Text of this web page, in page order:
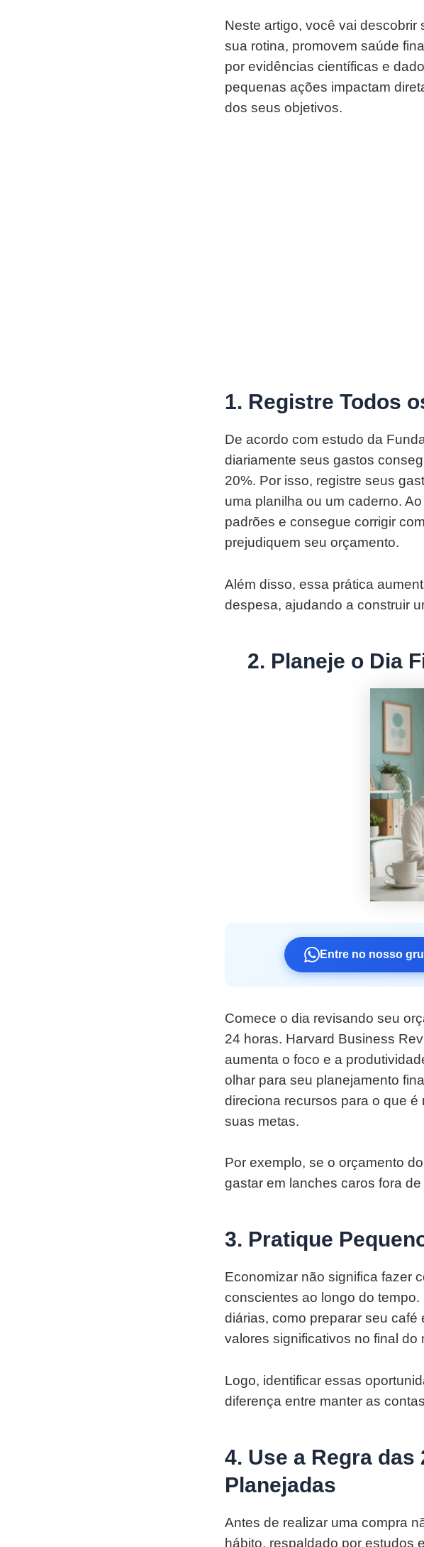
Neste artigo, você vai
sua rotina, promovem saúde
por evidências científicas e
pequenas ações impactam
dos seus objetivos.
1. Registre Todos
De acordo com estudo da
diariamente seus gastos
20%. Por isso, registre seus
uma planilha ou um caderno.
padrões e consegue corrigir
prejudiquem seu orçamento.
Além disso, essa prática
despesa, ajudando a construir
2. Planeje o Dia
Entre no nosso
Comece o dia revisando seu
24 horas. Harvard Business
aumenta o foco e a
olhar para seu planejamento
direciona recursos para o que
suas metas.
Por exemplo, se o orçamento
gastar em lanches caros fora de
3. Pratique
Economizar não significa fazer
conscientes ao longo do
diárias, como preparar seu
valores significativos no final
Logo, identificar essas
diferença entre manter as
4. Use a Regra
Planejadas
Antes de realizar uma compra
hábito, respaldado por estudos